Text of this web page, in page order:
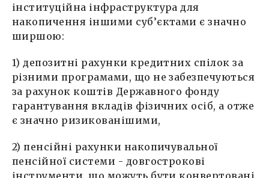
інституційна інфраструктура для
накопичення іншими суб’єктами є значно
ширшою:
1) депозитні рахунки кредитних спілок за
різними програмами, що не забезпечуються
за рахунок коштів Державного фонду
гарантування вкладів фізичних осіб, а отже
є значно ризикованішими,
2) пенсійні рахунки накопичувальної
пенсійної системи - довгострокові
інструменти, що можуть бути конвертовані